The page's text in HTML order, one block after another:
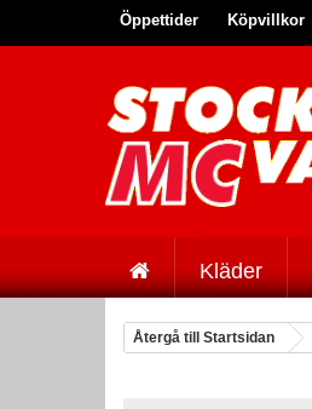
Öppettider Köpvillkor
Kläder
Återgå till Startsidan